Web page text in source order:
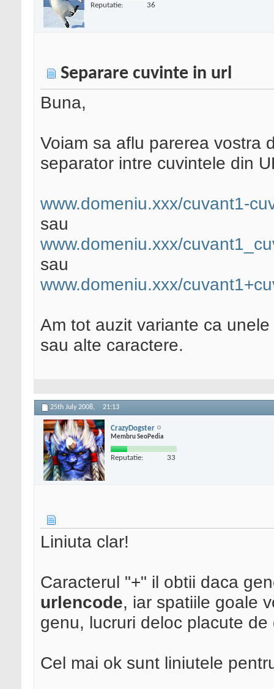
Reputatie: 36
Separare cuvinte in url
Buna,
Voiam sa aflu parerea vostra
separator intre cuvintele din
www.domeniu.xxx/cuvant1-
sau
www.domeniu.xxx/
sau
www.domeniu.xxx/
Am tot auzit variante ca
sau alte caractere.
25th July 2008, 21:13
CrazyDogster
Membru SeoPedia
Reputatie: 33
Liniuta clar!
Caracterul "+" il obtii daca
urlencode, iar spatiile goale
genu, lucruri deloc placute de
Cel mai ok sunt liniutele